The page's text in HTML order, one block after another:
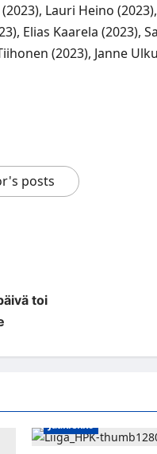
Lauri Heino
Elias Kaarela
(2023), Janne
posts
toi
Jääkiekko